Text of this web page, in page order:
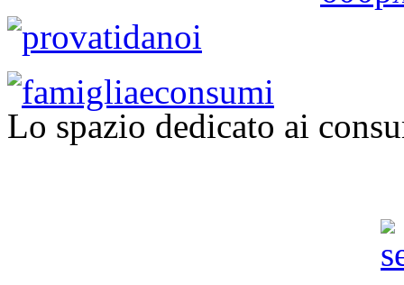
Lo spazio dedicato ai